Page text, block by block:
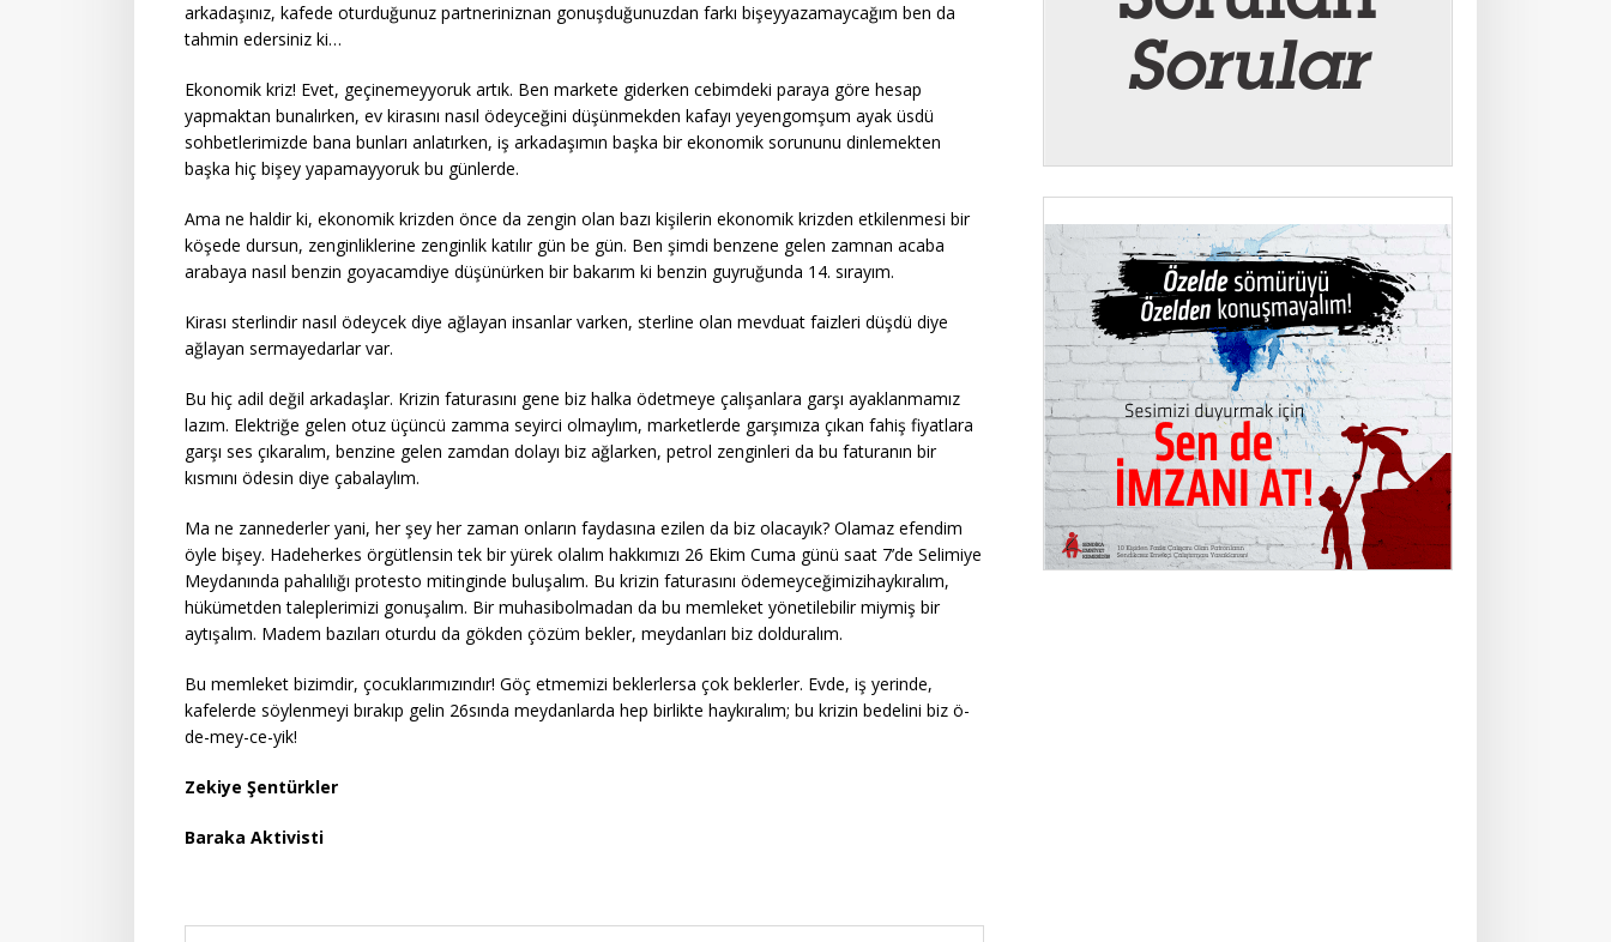
arkadaşınız, kafede oturduğunuz partneriniznan gonuşduğunuzdan farkı bişeyyazamaycağım ben da
tahmin edersiniz ki…
Ekonomik kriz! Evet, geçinemeyyoruk artık. Ben markete giderken cebimdeki paraya göre hesap
yapmaktan bunalırken, ev kirasını nasıl ödeyceğini düşünmekden kafayı yeyengomşum ayak üsdü
sohbetlerimizde bana bunları anlatırken, iş arkadaşımın başka bir ekonomik sorununu dinlemekten
başka hiç bişey yapamayyoruk bu günlerde.
Ama ne haldir ki, ekonomik krizden önce da zengin olan bazı kişilerin ekonomik krizden etkilenmesi bir
köşede dursun, zenginliklerine zenginlik katılır gün be gün. Ben şimdi benzene gelen zamnan acaba
arabaya nasıl benzin goyacamdiye düşünürken bir bakarım ki benzin guyruğunda 14. sırayım.
Kirası sterlindir nasıl ödeycek diye ağlayan insanlar varken, sterline olan mevduat faizleri düşdü diye
ağlayan sermayedarlar var.
Bu hiç adil değil arkadaşlar. Krizin faturasını gene biz halka ödetmeye çalışanlara garşı ayaklanmamız
lazım. Elektriğe gelen otuz üçüncü zamma seyirci olmaylım, marketlerde garşımıza çıkan fahiş fiyatlara
garşı ses çıkaralım, benzine gelen zamdan dolayı biz ağlarken, petrol zenginleri da bu faturanın bir
kısmını ödesin diye çabalaylım.
Ma ne zannederler yani, her şey her zaman onların faydasına ezilen da biz olacayık? Olamaz efendim
öyle bişey. Hadeherkes örgütlensin tek bir yürek olalım hakkımızı 26 Ekim Cuma günü saat 7’de Selimiye
Meydanında pahalılığı protesto mitinginde buluşalım. Bu krizin faturasını ödemeyceğimizihaykıralım,
hükümetden taleplerimizi gonuşalım. Bir muhasibolmadan da bu memleket yönetilebilir miymiş bir
aytışalım. Madem bazıları oturdu da gökden çözüm bekler, meydanları biz dolduralım.
Bu memleket bizimdir, çocuklarımızındır! Göç etmemizi beklerlersa çok beklerler. Evde, iş yerinde,
kafelerde söylenmeyi bırakıp gelin 26sında meydanlarda hep birlikte haykıralım; bu krizin bedelini biz ö-
de-mey-ce-yik!
Zekiye Şentürkler
Baraka Aktivisti